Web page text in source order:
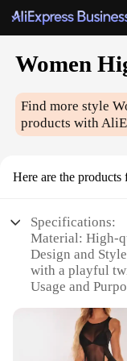
Women
Find more style
products with
Here are the products
Specifications:
Material: High-
Design and
with a playful
Usage and
Performance
resistant, and
Parts and